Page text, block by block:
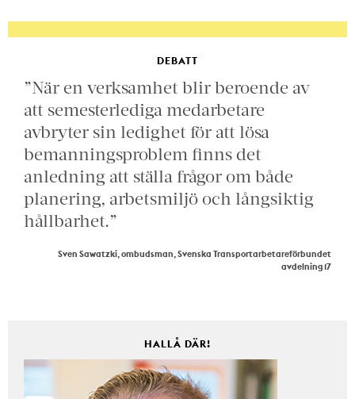
DEBATT
”När en verksamhet blir beroende av
att semesterlediga medarbetare
avbryter sin ledighet för att lösa
bemanningsproblem finns det
anledning att ställa frågor om både
planering, arbetsmiljö och långsiktig
hållbarhet.”
Sven Sawatzki, ombudsman, Svenska Transportarbetareförbundet
avdelning 17
HALLÅ DÄR!